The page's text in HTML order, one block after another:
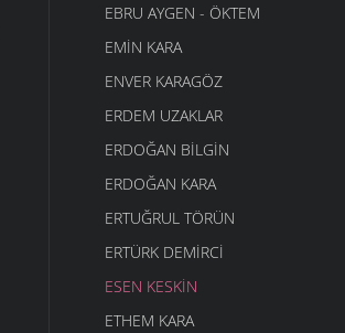
EBRU AYGEN - ÖKTEM
EMIN KARA
ENVER KARAGÖZ
ERDEM UZAKLAR
ERDOĞAN BILGIN
ERDOĞAN KARA
ERTUĞRUL TÖRÜN
ERTÜRK DEMIRCI
ESEN KESKIN
ETHEM KARA